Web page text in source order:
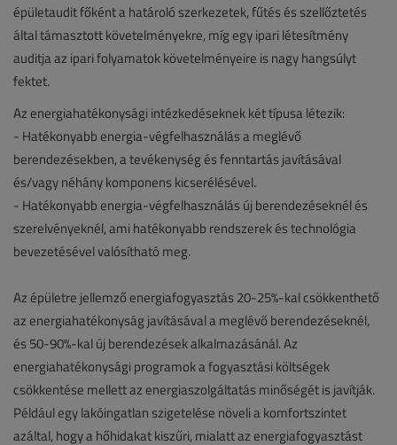
épületaudit főként a határoló szerkezetek, fűtés és szellőztetés
által támasztott követelményekre, míg egy ipari létesítmény
auditja az ipari folyamatok követelményeire is nagy hangsúlyt
fektet.
Az energiahatékonysági intézkedéseknek két típusa létezik:
- Hatékonyabb energia-végfelhasználás a meglévő
berendezésekben, a tevékenység és fenntartás javításával
és/vagy néhány komponens kicserélésével.
- Hatékonyabb energia-végfelhasználás új berendezéseknél és
szerelvényeknél, ami hatékonyabb rendszerek és technológia
bevezetésével valósítható meg.
Az épületre jellemző energiafogyasztás 20-25%-kal csökkenthető
az energiahatékonyság javításával a meglévő berendezéseknél,
és 50-90%-kal új berendezések alkalmazásánál. Az
energiahatékonysági programok a fogyasztási költségek
csökkentése mellett az energiaszolgáltatás minőségét is javítják.
Például egy lakóingatlan szigetelése növeli a komfortszintet
azáltal, hogy a hőhidakat kiszűri, mialatt az energiafogyasztást